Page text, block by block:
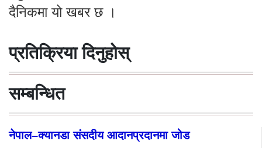
दैनिकमा यो खबर छ ।
प्रतिक्रिया दिनुहोस्
सम्बन्धित
नेपाल–क्यानडा संसदीय आदानप्रदानमा जोड